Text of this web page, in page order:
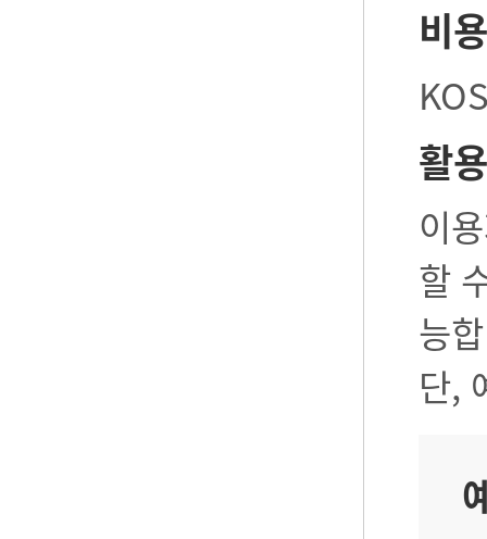
비
활
이
할
능
단,